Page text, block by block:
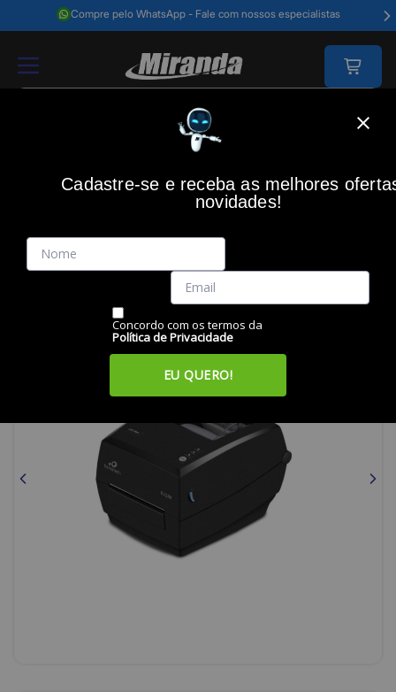
Compre pelo WhatsApp - Fale com nossos especialistas
(0)
Impressora de Etiqueta Térmica L42Pro Full
Código: 46967
Vendido e Entregue por:
Cadastre-se e receba as melhores
novidades!
Concordo com os termos da
Política de Privacidade
EU QUERO!